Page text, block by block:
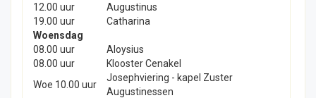
12.00 uur
Augustinus
19.00 uur
Catharina
Woensdag
08.00 uur
Aloysius
08.00 uur
Klooster Cenakel
Woe 10.00 uur
Josephviering - kapel Zuster
Augustinessen